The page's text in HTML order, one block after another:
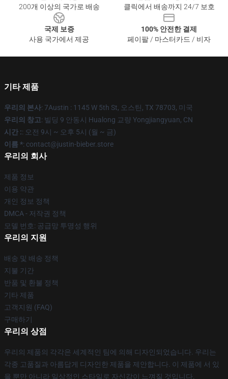
200개 이상의 국가로 배송
클릭에서 배송까지 24/7 보호
국제 보증
사용 국가에서 제공
100% 안전한 결제
페이팔 / 마스터카드 / 비자
기타 제품
우리의 본사: 7Austin : 1145 W 5th St, 오스틴, TX 78703, 미국
우리의 창고: 빌딩 9 안동시 Hualong 교량 Yongjiangyuan, CN
시간 :: 오전 9시 ~ 오후 5시 (월 ~ 금)
이름 *: contact@justin-bieber.store
우리의 회사
제품 정보
이용 약관
개인 정보 정책
DMCA - 저작권 정책
모델 번호: 공급망 투명성 행위
우리의 지원
배송 및 배송 정책
지불 기간
반품 및 환불 정책
기타 제품
고객지원 (FAQ)
구매하기
우리의 상점
우리의 제품의 각각은 세계적인 팀에 의해 디자인되었습니다. 우리는
각종 고품질과 아름답게 디자인한 제품을 제안합니다. 이 제품에 서 있
을 뿐만 아니라 일상적인 스타일로 자신감이 느껴질 것입니다.